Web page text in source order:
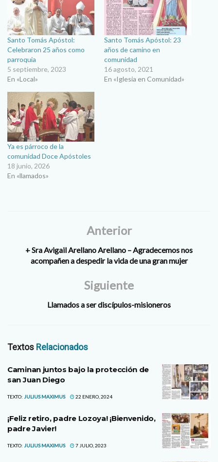
Santo Tomás Apóstol:
Celebraron 25 años como
parroquia
5 septiembre, 2023
En «Local»
Santo Tomás Apóstol: 23
años de camino en
comunidad
16 agosto, 2021
En «Iglesia en Comunidad»
Ya es párroco de la
comunidad Doce Apóstoles
18 junio, 2026
En «llamados»
Anterior
+ Sra Avigail Arellano Arellano – Agradecemos nos
acompañen a despedir la vida de una gran mujer
Siguiente
Llamados a ser discípulos-misioneros
Textos Relacionados
Caminan juntos bajo la protección de
san Juan Diego
TEXTO: JULIUS MAXIMUS 22 ENERO, 2024
¡Feliz retiro, padre Lozoya! ¡Bienvenido,
padre Javier!
TEXTO: JULIUS MAXIMUS 7 JULIO, 2023